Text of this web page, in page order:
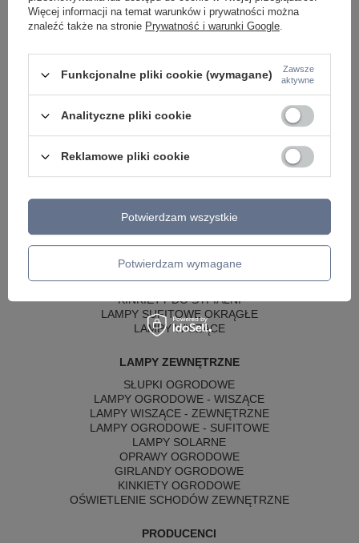
KINKIETY NAD LUSTRO
ŻYRANDOLE
LAMPY WISZĄCE CZARNE
LAMPY WISZĄCE - OKRĘGI
KINKIETY DO SYPIALNI
LAMPY SUFITOWE OKRĄGŁE
LAMPY WISZĄCE
LAMPY ZEWNĘTRZNE
SŁUPKI OGRODOWE
LAMPY OGRODOWE - WISZĄCE
LAMPY WISZĄCE - ZEWNĘTRZNE
LAMPY OGRODOWE - SUFITOWE
LAMPY SOLARNE
OPRAWY OGRODOWE
GIRLANDY OGRODOWE
KINKIETY OGRODOWE
OŚWIETLENIE SCHODÓW ZEWNĘTRZNE
PRODUCENCI
Więcej informacji na temat warunków i prywatności można
znaleźć także na stronie Prywatność i warunki Google.
Funkcjonalne pliki cookie (wymagane)
Zawsze
aktywne
Analityczne pliki cookie
Reklamowe pliki cookie
Potwierdzam wymagane
Potwierdzam wszystkie